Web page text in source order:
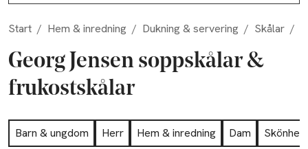
Start / Hem & inredning / Dukning & servering / Skålar /
Georg Jensen soppskålar &
frukostskålar
Hoppa till produktsidan
Barn & ungdom Herr Hem & inredning Dam
Skönhet